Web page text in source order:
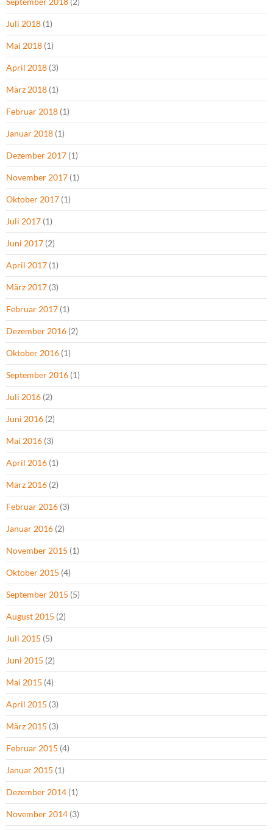
Juli 2018 (1)
Mai 2018 (1)
April 2018 (3)
März 2018 (1)
Februar 2018 (1)
Januar 2018 (1)
Dezember 2017 (1)
November 2017 (1)
Oktober 2017 (1)
Juli 2017 (1)
Juni 2017 (2)
April 2017 (1)
März 2017 (3)
Februar 2017 (1)
Dezember 2016 (2)
Oktober 2016 (1)
September 2016 (1)
Juli 2016 (2)
Juni 2016 (2)
Mai 2016 (3)
April 2016 (1)
März 2016 (2)
Februar 2016 (3)
Januar 2016 (2)
November 2015 (1)
Oktober 2015 (4)
September 2015 (5)
August 2015 (2)
Juli 2015 (5)
Juni 2015 (2)
Mai 2015 (4)
April 2015 (3)
März 2015 (3)
Februar 2015 (4)
Januar 2015 (1)
Dezember 2014 (1)
November 2014 (3)